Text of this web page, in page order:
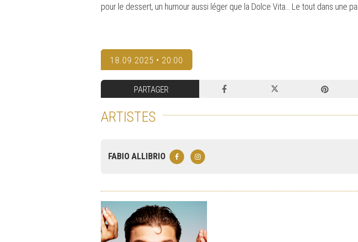
pour le dessert, un humour aussi léger que la Dolce Vita… Le tout dans une
18.09.2025 • 20:00
PARTAGER
ARTISTES
FABIO ALLIBRIO